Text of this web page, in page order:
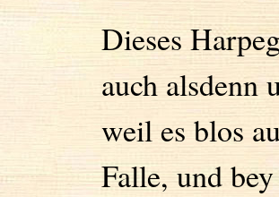
Dieses
auch alsdenn
weil es blos
Falle, und